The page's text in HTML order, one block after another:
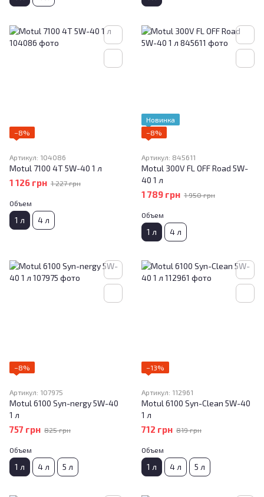
−8%
Артикул: 104086
Motul 7100 4T 5W-40 1 л
1 126 грн 1 227 грн
Объем
1 л 4 л
Новинка
−8%
Артикул: 845611
Motul 300V FL OFF Road 5W-
40 1 л
1 789 грн 1 950 грн
Объем
1 л 4 л
−8%
Артикул: 107975
Motul 6100 Syn-nergy 5W-40
1 л
757 грн 825 грн
Объем
1 л 4 л 5 л
−13%
Артикул: 112961
Motul 6100 Syn-Clean 5W-40
1 л
712 грн 819 грн
Объем
1 л 4 л 5 л